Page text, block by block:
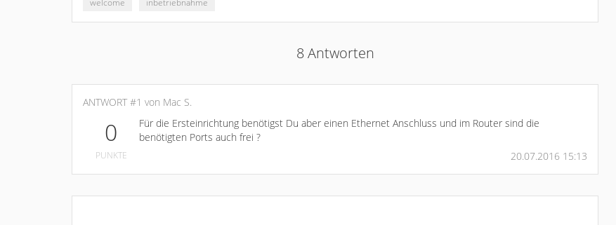
welcome inbetriebnahme
8 Antworten
ANTWORT #1 von Mac S.
0
PUNKTE
Für die Ersteinrichtung benötigst Du aber einen Ethernet Anschluss und im Router sind die
benötigten Ports auch frei ?
20.07.2016 15:13